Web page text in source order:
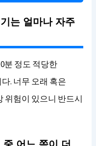
는 얼마나 자주
분 정도 적당한
. 너무 오래 혹은
위험이 있으니 반드시